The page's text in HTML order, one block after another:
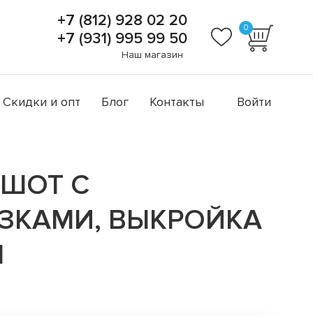
+7 (812) 928 02 20
+7 (931) 995 99 50
Наш магазин
0
Скидки и опт Блог Контакты Войти
С
ВЫКРОЙКА